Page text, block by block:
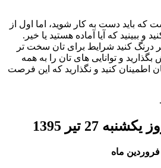
که باید دست به کار شوید، اما اول از
و ببینید که آیا آماده هستید یا خیر.
درنگ کنید شرایط برای تان سخت تر
بگذارید و توانایی های تان را به همه
اطمینان کنید و نگذارید که این فرصت
27 تير 1395